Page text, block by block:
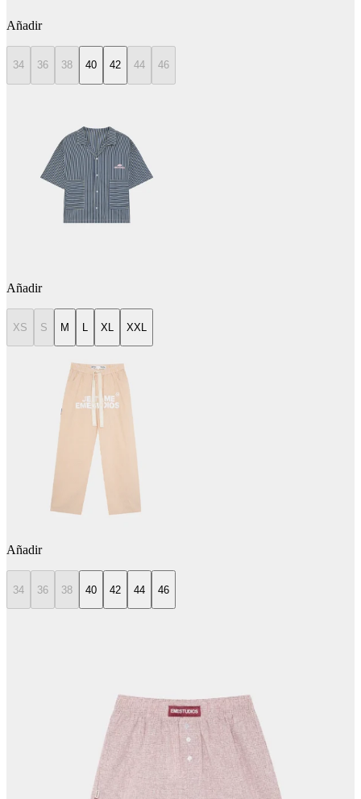
Añadir
34 36 38 40 42 44 46
Añadir
XS S M L XL XXL
Añadir
34 36 38 40 42 44 46